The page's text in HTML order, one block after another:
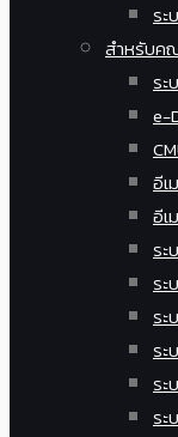
ระ
สำหรับค
ระ
e-
อีเ
อีเ
ระ
ระ
ระ
ระ
ระ
ระ